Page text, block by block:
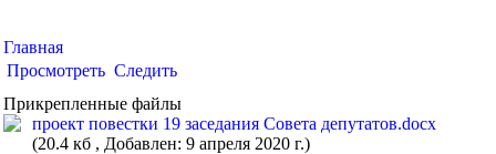
Главная
Просмотреть Следить
Прикрепленные файлы
проект повестки 19 заседания Совета депутатов.docx
(20.4 кб , Добавлен: 9 апреля 2020 г.)